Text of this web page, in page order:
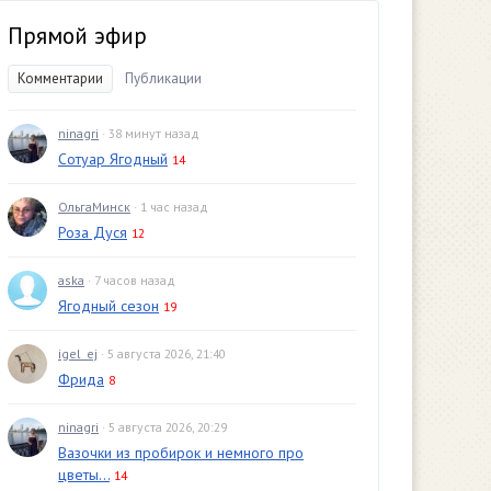
Прямой эфир
Комментарии Публикации
ninagri · 38 минут назад
Сотуар Ягодный 14
ОльгаМинск · 1 час назад
Роза Дуся 12
aska · 7 часов назад
Ягодный сезон 19
igel_ej · 5 августа 2026, 21:40
Фрида 8
ninagri · 5 августа 2026, 20:29
Вазочки из пробирок и немного про
цветы... 14